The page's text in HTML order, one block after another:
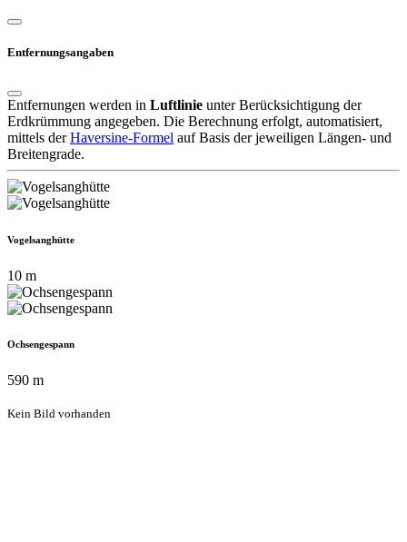
Entfernungsangaben
Entfernungen werden in Luftlinie unter Berücksichtigung der
Erdkrümmung angegeben. Die Berechnung erfolgt, automatisiert,
mittels derHaversine-Formel auf Basis der jeweiligen Längen- und
Breitengrade.
Vogelsanghütte
10 m
Ochsengespann
590 m
Kein Bild vorhanden